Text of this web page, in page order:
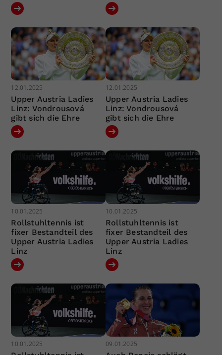
12.01.2025
Upper Austria Ladies
Linz: Vondrousová
gibt sich die Ehre
12.01.2025
Upper Austria Ladies
Linz: Vondrousová
gibt sich die Ehre
10.01.2025
Rollstuhltennis ist
fixer Bestandteil des
Upper Austria Ladies
Linz
10.01.2025
Rollstuhltennis ist
fixer Bestandteil des
Upper Austria Ladies
Linz
10.01.2025 09.01.2025